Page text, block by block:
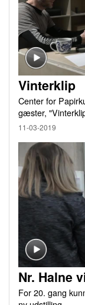
Vinterklip
Center for
gæster,
11-03-2019
Nr. Halne
For 20. gang